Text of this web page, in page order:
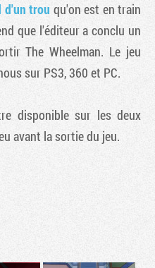
d'un trou qu'on est en train
que l'éditeur a conclu un
The Wheelman. Le jeu
sur PS3, 360 et PC.
disponible sur les deux
avant la sortie du jeu.